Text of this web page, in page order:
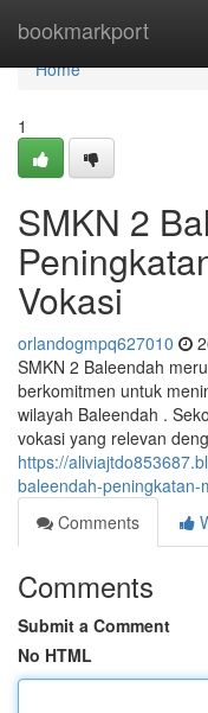
bookmarkport
Home
Home
1
SMKN 2
Vokasi
orlandogmpq627010
SMKN 2 Baleendah
berkomitmen untuk
wilayah Baleendah .
vokasi yang relevan
https://
baleendah-
Comments
Comments
Submit a Comment
No HTML